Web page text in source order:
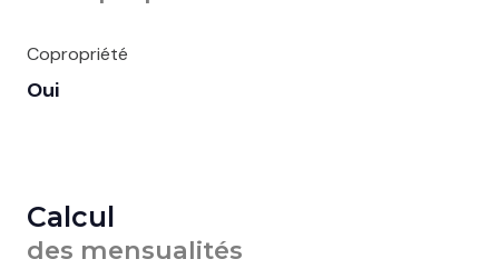
Copropriété
Oui
Calcul
des mensualités